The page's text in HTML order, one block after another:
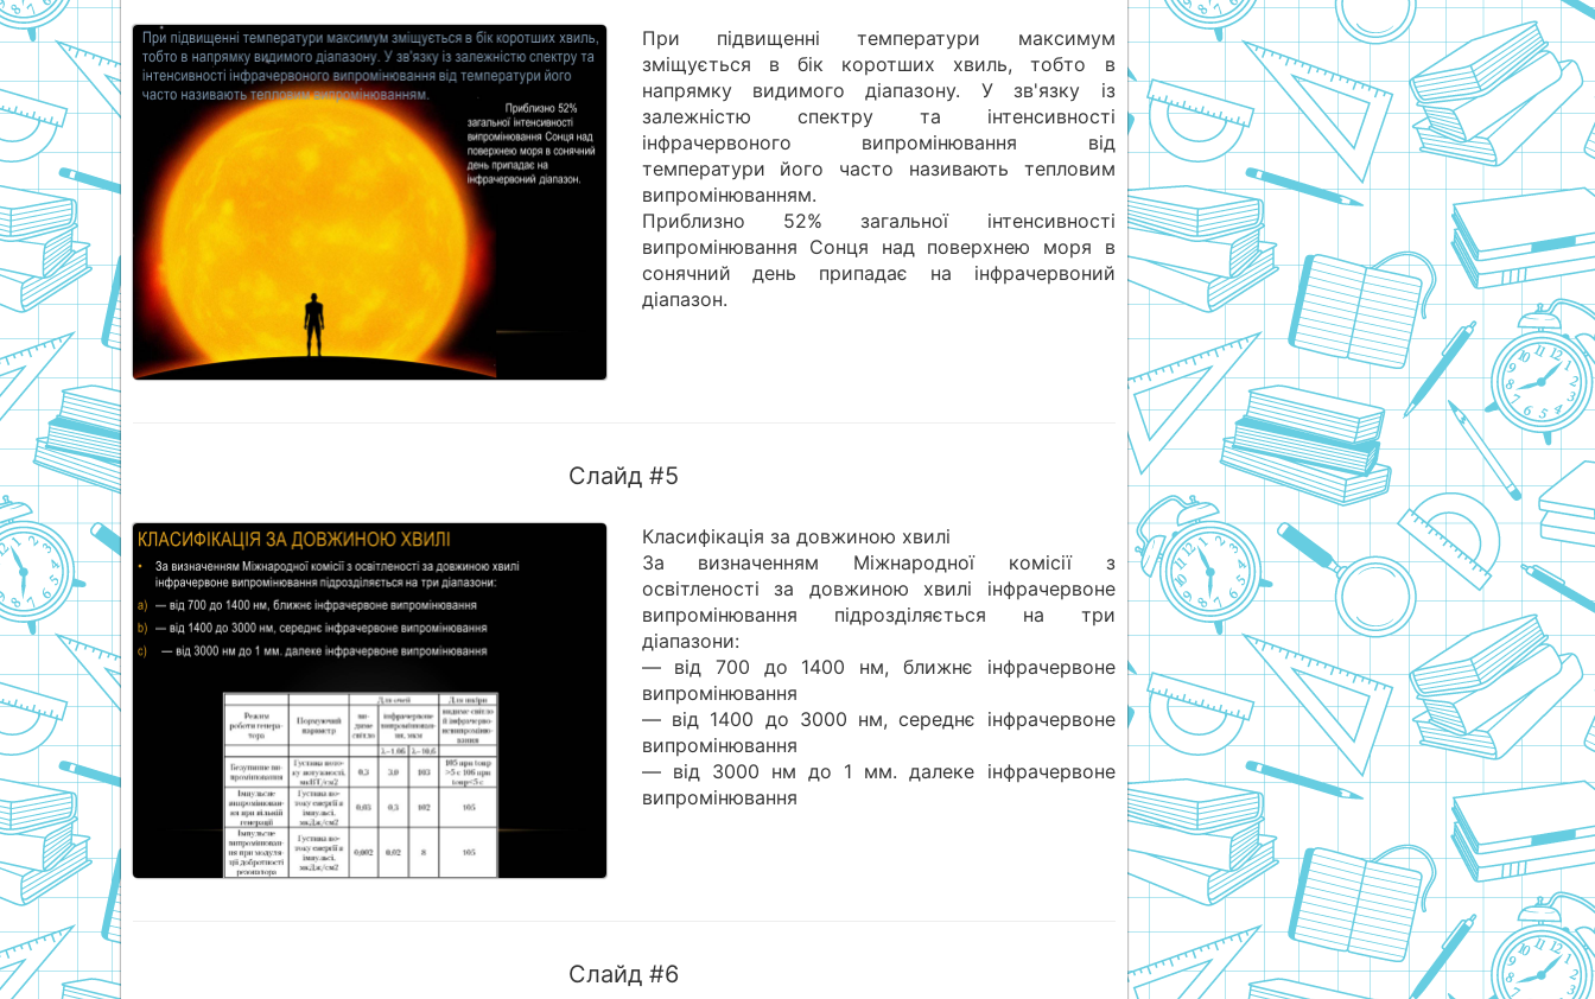
При підвищенні температури максимум
зміщується в бік коротших хвиль, тобто в
напрямку видимого діапазону. У зв'язку із
залежністю спектру та інтенсивності
інфрачервоного випромінювання від
температури його часто називають тепловим
випромінюванням.
Приблизно 52% загальної інтенсивності
випромінювання Сонця над поверхнею моря в
сонячний день припадає на інфрачервоний
діапазон.
Слайд #5
Класифікація за довжиною хвилі
За визначенням Міжнародної комісії з
освітленості за довжиною хвилі інфрачервоне
випромінювання підрозділяється на три
діапазони:
— від 700 до 1400 нм, ближнє інфрачервоне
випромінювання
— від 1400 до 3000 нм, середнє інфрачервоне
випромінювання
— від 3000 нм до 1 мм. далеке інфрачервоне
випромінювання
Слайд #6